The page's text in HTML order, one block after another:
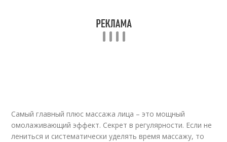
Самый главный плюс массажа лица – это мощный
омолаживающий эффект. Секрет в регулярности. Если не
лениться и систематически уделять время массажу, то